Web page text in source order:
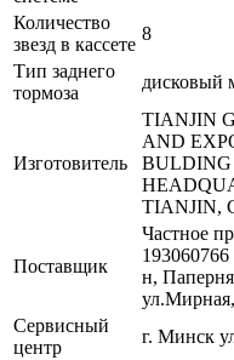
Количество
звезд в кассете
8
Тип заднего
тормоза
дисковый
Изготовитель
TIANJIN
AND
BULDING
TIANJIN,
Поставщик
Частное
н,
Сервисный
центр
г. Минск